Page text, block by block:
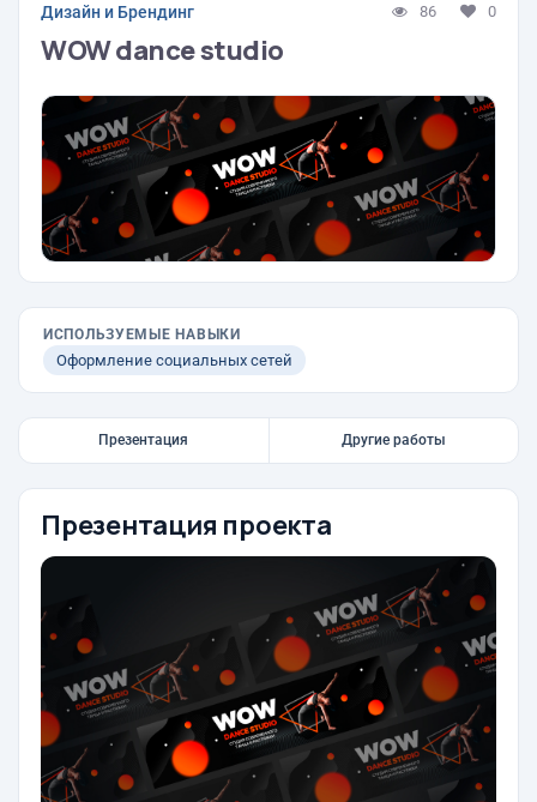
Дизайн и Брендинг 86 0
WOW dance studio
ИСПОЛЬЗУЕМЫЕ НАВЫКИ
Оформление социальных сетей
Презентация Другие работы
Презентация проекта